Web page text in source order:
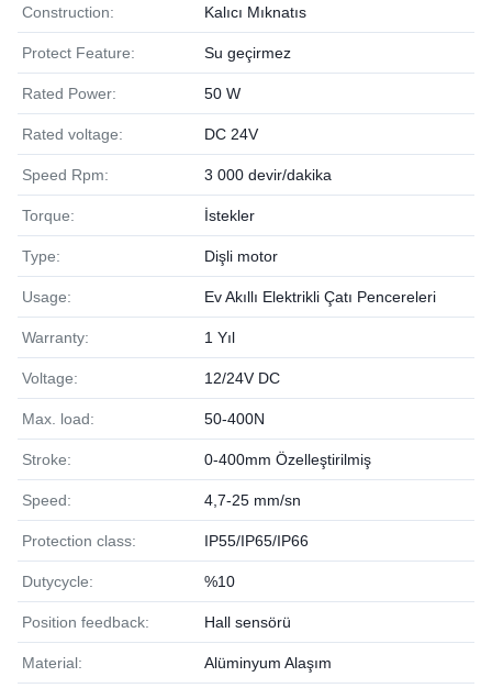
Construction: Kalıcı Mıknatıs
Protect Feature: Su geçirmez
Rated Power: 50 W
Rated voltage: DC 24V
Speed Rpm: 3 000 devir/dakika
Torque: İstekler
Type: Dişli motor
Usage: Ev Akıllı Elektrikli Çatı Pencereleri
Warranty: 1 Yıl
Voltage: 12/24V DC
Max. load: 50-400N
Stroke: 0-400mm Özelleştirilmiş
Speed: 4,7-25 mm/sn
Protection class: IP55/IP65/IP66
Dutycycle: %10
Position feedback: Hall sensörü
Material: Alüminyum Alaşım